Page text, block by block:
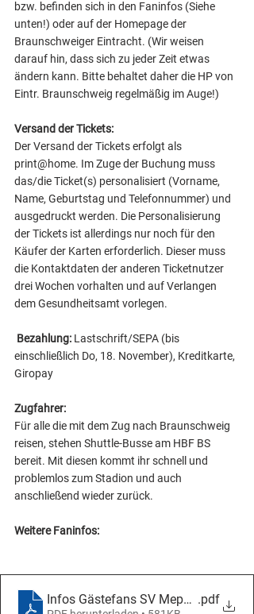
bzw. befinden sich in den Faninfos (Siehe
unten!) oder auf der Homepage der
Braunschweiger Eintracht. (Wir weisen
darauf hin, dass sich zu jeder Zeit etwas
ändern kann. Bitte behaltet daher die HP von
Eintr. Braunschweig regelmäßig im Auge!)
Versand der Tickets:
Der Versand der Tickets erfolgt als
print@home. Im Zuge der Buchung muss
das/die Ticket(s) personalisiert (Vorname,
Name, Geburtstag und Telefonnummer) und
ausgedruckt werden. Die Personalisierung
der Tickets ist allerdings nur noch für den
Käufer der Karten erforderlich. Dieser muss
die Kontaktdaten der anderen Ticketnutzer
drei Wochen vorhalten und auf Verlangen
dem Gesundheitsamt vorlegen.
Bezahlung: Lastschrift/SEPA (bis
einschließlich Do, 18. November), Kreditkarte,
Giropay
Zugfahrer:
Für alle die mit dem Zug nach Braunschweig
reisen, stehen Shuttle-Busse am HBF BS
bereit. Mit diesen kommt ihr schnell und
problemlos zum Stadion und auch
anschließend wieder zurück.
Weitere Faninfos:
Infos Gästefans SV Meppen.pdf